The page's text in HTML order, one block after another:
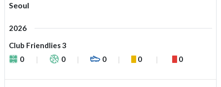
Seoul
2026
Club Friendlies 3
0
0 0 0 0